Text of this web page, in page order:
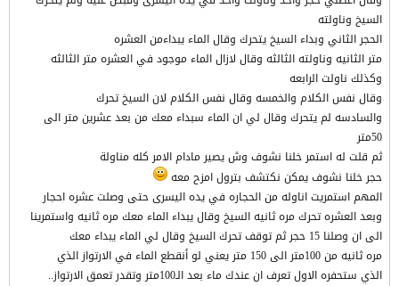
السيخ وناولته
الحجر الثاني وبداء السيخ يتحرك وقال الماء يبداءمن العشره
متر الثانيه وناولته الثالثه وقال لازال الماء موجود في العشره متر الثالثه
وكذلك ناولت الرابعه
وقال نفس الكلام والخمسه وقال نفس الكلام لان السيخ تحرك
والسادسه لم يتحرك وقال لي ان الماء سبداء معك من بعد عشرين متر الى
50متر
ثم قلت له استمر خلنا نشوف وش يصير مادام الامر كله مناولة
حجر خلنا نشوف يمكن نكتشف بترول امزح معه
المهم استمريت اناوله من الحجاره في يده اليسرى حتى وصلت عشره احجار
وبعد العشره تحرك مره ثانيه السيخ وقال يبداء الماء معك مره ثانيه واستمرينا
الى ان وصلنا 15 حجر ثم توقف تحرك السيخ وقال لي الماء يبداء معك
مره ثانيه من 100متر الى 150 متر يعني لو أنقطع الماء في الارتواز الذي
الذي ستحفره الاول تعرف ان عندك ماء بعد الـ100متر وتقدر تعمق الارتواز..